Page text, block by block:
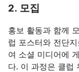
2. 모집
홍보 활동과 함께
럽 포스터와 전단
여 소셜 미디어에
다. 이 과정은 클럽